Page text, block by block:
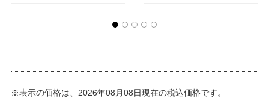
※表示の価格は、2026年08月08日現在の税込価格です。